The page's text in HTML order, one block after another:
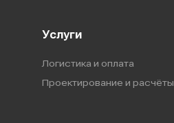
Услуги
Логистика и оплата
Проектирование и расчёты